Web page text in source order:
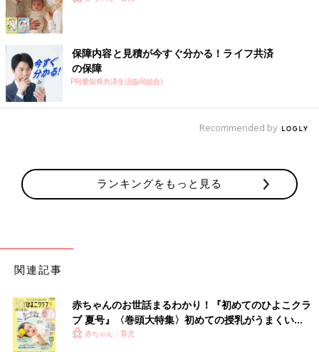
保障内容と見積が今すぐ分かる！ライフ共済
の保障
PR(愛知県共済生活協同組合)
Recommended by
ランキングをもっと見る
関連記事
赤ちゃんのお世話まるわかり！『初めてのひよこクラ
ブ 夏号』〈巻頭大特集〉初めての授乳がうまくい
く！ おっぱい・ミルクの基本と夏のトラブル 解決テ
赤ちゃん・育児